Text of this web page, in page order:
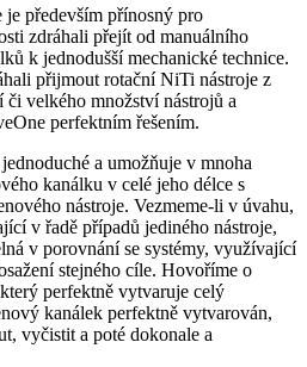
je především přínosný pro
zdráhali přejít od manuálního
k jednodušší mechanické technice.
přijmout rotační NiTi nástroje z
velkého množství nástrojů a
perfektním řešením.
a umožňuje v mnoha
kanálku v celé jeho délce s
nástroje. Vezmeme-li v úvahu,
v řadě případů jediného nástroje,
v porovnání se systémy, využívající
stejného cíle. Hovoříme o
perfektně vytvaruje celý
kanálek perfektně vytvarován,
vyčistit a poté dokonale a